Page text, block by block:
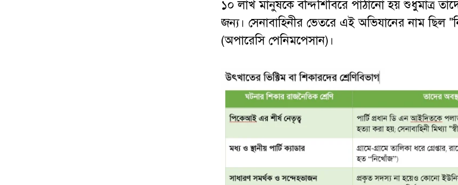
১০ লাখ মানুষকে বন্দিশিবিরে পাঠানো হয় শুধুমাত্র
জন্য। সেনাবাহিনীর ভেতরে এই অভিযানের নাম ছিল
(অপারেসি পেনিমপেসান)।